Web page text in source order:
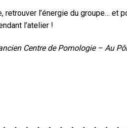
retrouver l’énergie du groupe… et
l’atelier !
Centre de Pomologie – Au